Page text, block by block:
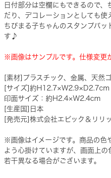
日付部分は空欄にもできるので
だり、デコレーションとしても使
ちびまる子ちゃんのスタンプパ
す♪
※画像はサンプルです。仕様変更
[素材]プラスチック、金属、天然
[サイズ]約H12.7×W2.9×D2.7cm
印面サイズ：約H2.4×W2.4cm
[生産国]日本
[発売元]株式会社エピック＆リリ
※画像はイメージです。商品の色
よう心掛けていますが、画面上
若干異なる場合がございます。